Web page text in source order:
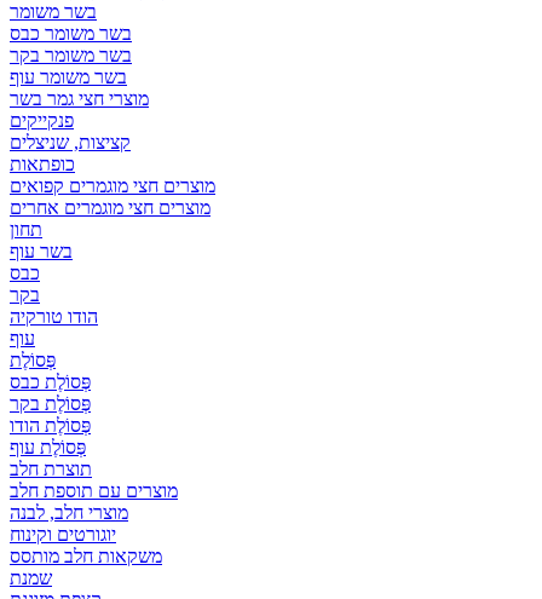
בשר משומר
בשר משומר כבס
בשר משומר בקר
בשר משומר עוף
מוצרי חצי גמר בשר
פנקייקים
קציצות, שניצלים
כופתאות
מוצרים חצי מוגמרים קפואים
מוצרים חצי מוגמרים אחרים
תחון
בשר עוף
כבס
בקר
הודו טורקיה
עוף
פְּסוֹלֶת
פְּסוֹלֶת כבס
פְּסוֹלֶת בקר
פְּסוֹלֶת הודו
פְּסוֹלֶת עוף
תוצרת חלב
מוצרים עם תוספת חלב
מוצרי חלב, לבנה
יוגורטים וקינוח
משקאות חלב מותסס
שמנת